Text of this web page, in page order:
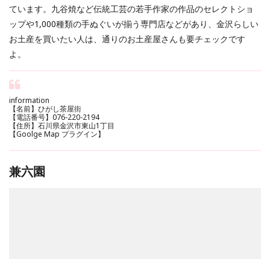
ています。九谷焼など伝統工芸の若手作家の作品のセレクトショ
ップや1,000種類の手ぬぐいが揃う専門店などがあり、金沢らしい
お土産を買いたい人は、通りのお土産屋さんも要チェックです
よ。
information
【名前】ひがし茶屋街
【電話番号】076-220-2194
【住所】石川県金沢市東山1丁目
【Goolge Map プラグイン】
兼六園